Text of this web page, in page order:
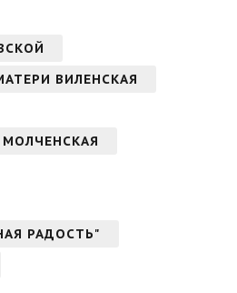
ВИЛЕНСКАЯ
РАДОСТЬ"